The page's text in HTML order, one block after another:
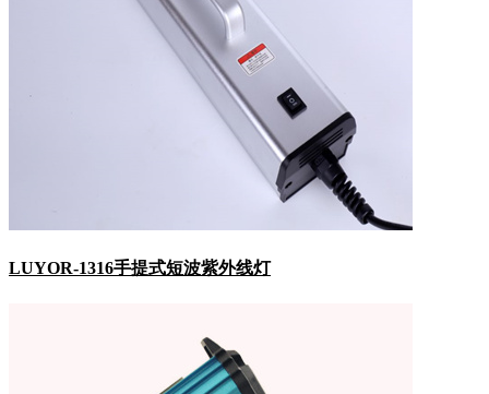
LUYOR-1316手提式​短波紫外线灯